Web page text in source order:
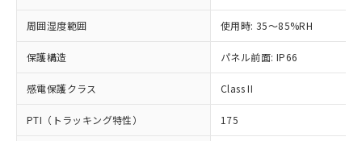
周囲湿度範囲 使用時: 35～85%RH
保護構造 パネル前面: IP66
感電保護クラス Class II
PTI（トラッキング特性） 175
様のお取引先、またはお客様担当のオ
ムロン制御機器販売店・当社販売員に
オムロン制御機器販売店や当社販売拠
販売ネットワーク
」をご確認
ください。
在庫状況および標準価格結果を当社の
事前の承諾なく第三者に漏洩または開
（DBP） 1000ppm以下、フタル酸ジイソブチル
(DIBP) 1000ppm以下
フタル酸エステル類の４物質については閾値を超える意
図的な使用がないことを確認しています。
※2 対応予定月
イソブチル) : 1000ppm、 BBP(フタル酸ブチルベンジ
ル) : 1000ppm、
DEHP(フタル酸ビス(2-エチルヘキシル)) : 1000ppm
※2 環境保護使用期限
「ｅ」：有害物質（10物質）のすべてが基
準値以下であることを示します。
いよう必要な手段を講じます。
ル、化学兵器、生物兵器またはその他
武器並びにこれらの製造装置等に一切
使用いたしません。
当社は、貴社製品を第三者に販売する
場合は、上記1、2および3の内容を当
一定数には満たないが在庫あり
在庫なし(最新の在庫状況につ
いては、お客様のお取引先、ま
たはお客様担当のオムロン制御
機器販売店・当社販売員にご確
認ください)